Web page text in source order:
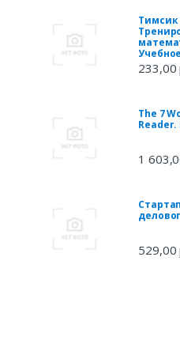
Тимсик
233,00
The 7
1
529,00